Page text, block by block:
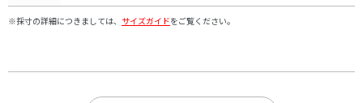
※採寸の詳細につきましては、 サイズガイドをご覧ください。